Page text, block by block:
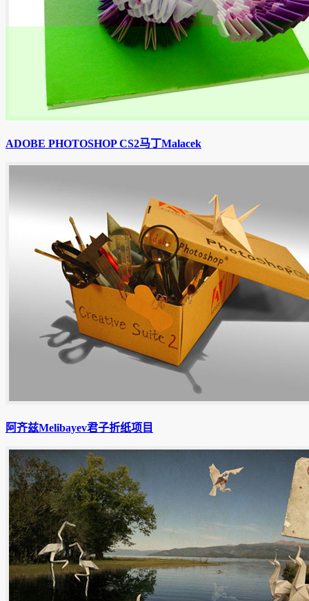
ADOBE PHOTOSHOP CS2马丁Malacek
阿齐兹Melibayev君子折纸项目